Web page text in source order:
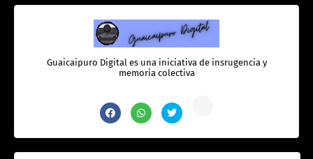
Guaicaipuro Digital es una iniciativa de insrugencia y
memoria colectiva